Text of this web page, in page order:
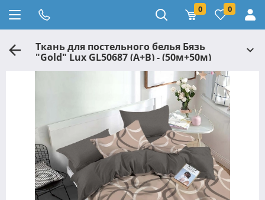
0 0
Ткань для постельного белья Бязь
"Gold" Lux GL50687 (A+B) - (50м+50м)